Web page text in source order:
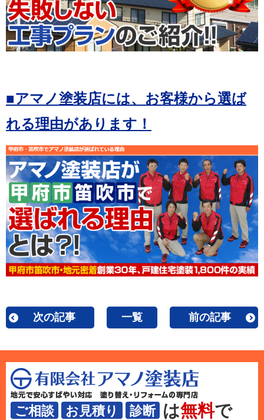
■アマノ塗装店には、お客様から選ば
れる理由があります！
次の記事 一覧 前の記事
ご相談 お見積り 診断 は無料で